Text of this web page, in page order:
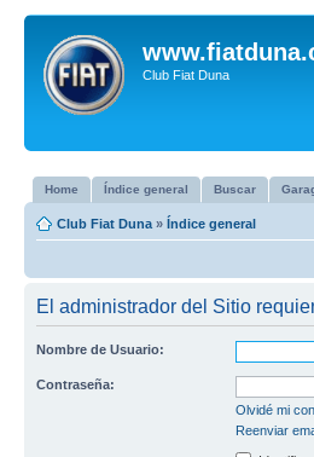
Club Fiat Duna
Home Índice general Buscar
Club Fiat Duna » Índice general
El administrador del Sitio
Nombre de Usuario:
Contraseña:
Olvidé mi
Reenviar